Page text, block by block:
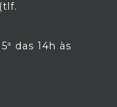
das 14h às